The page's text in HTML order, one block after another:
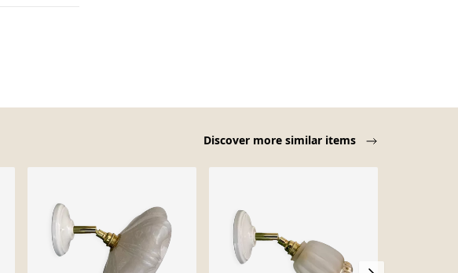
Discover more similar items